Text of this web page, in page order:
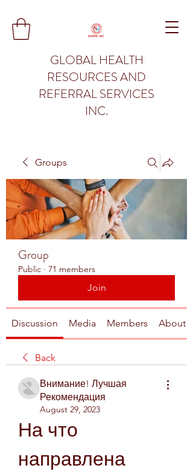
GLOBAL HEALTH
RESOURCES AND
REFERRAL SERVICES
INC.
Groups
Group
Public · 71 members
Join
Discussion Media Members About
Back
Внимание! Лучшая
Рекомендация
August 29, 2023
На что
направлена